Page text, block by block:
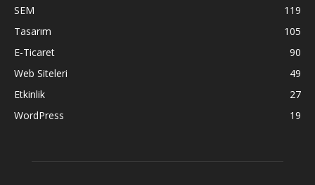
SEM
119
Tasarım
105
E-Ticaret
90
Web Siteleri
49
Etkinlik
27
WordPress
19